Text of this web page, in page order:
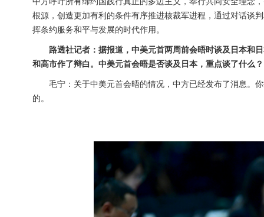
根源，创造更加有利的条件有序推进核裁军进程，通过对话谈
挥条约服务和平与发展的时代作用。
路透社记者：据报道，中美元首两周前会晤时谈及日本和
和高市作了辩白。中美元首会晤是否谈及日本，重点谈了什么？
毛宁：关于中美元首会晤的情况，中方已经发布了消息。
的。